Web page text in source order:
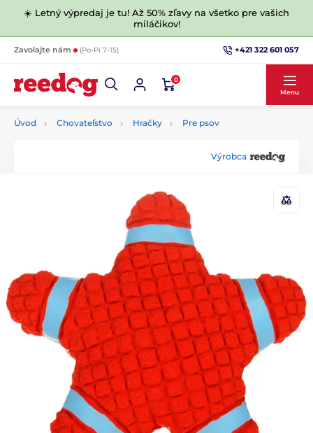
☀️ Letný výpredaj je tu! Až 50% zľavy na všetko pre vašich
miláčikov!
Zavolajte nám (Po-Pi 7-15) +421 322 601 057
0
Menu
Úvod Chovateľstvo Hračky Pre psov
Výrobca